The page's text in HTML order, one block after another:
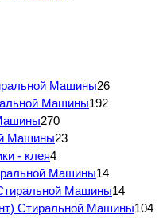
Машины26
Машины192
270
Машины23
- клея4
Машины14
Машины14
Стиральной Машины104